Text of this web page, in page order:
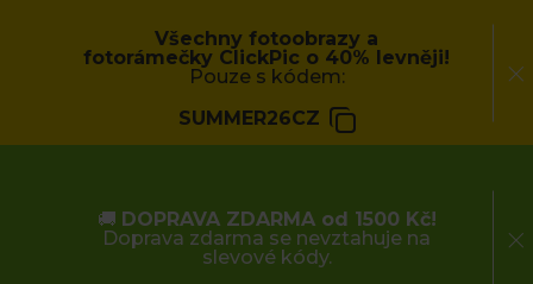
Všechny fotoobrazy a
fotorámečky ClickPic o 40% levněji!
Pouze s kódem:
SUMMER26CZ
🚚 DOPRAVA ZDARMA od 1500 Kč!
Doprava zdarma se nevztahuje na
slevové kódy.